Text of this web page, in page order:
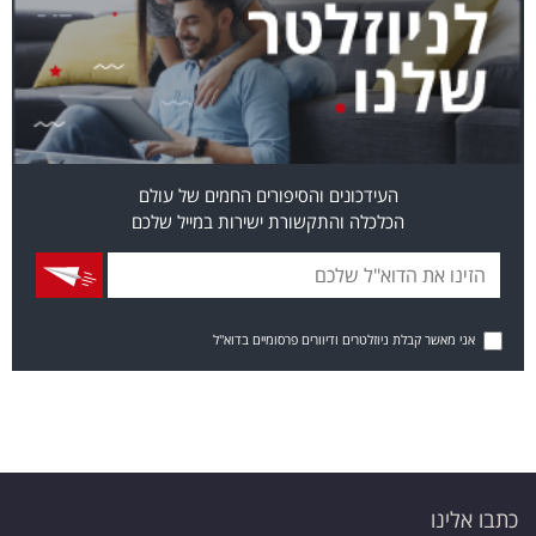
העידכונים והסיפורים החמים של עולם
הכלכלה והתקשורת ישירות במייל שלכם
אני מאשר קבלת ניוזלטרים ודיוורים פרסומיים בדוא"ל
כתבו אלינו